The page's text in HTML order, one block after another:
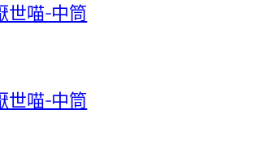
世喵-中筒
世喵-中筒